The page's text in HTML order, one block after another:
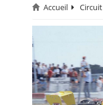
CIRCUIT
MONTAGNE
EVÈNEMENTS
Accueil Circuit